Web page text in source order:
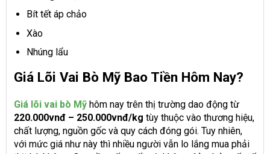
Bít tết áp chảo
Xào
Nhúng lẩu
Giá Lõi Vai Bò Mỹ Bao Tiền Hôm Nay?
Giá lõi vai bò Mỹ hôm nay trên thị trường dao động từ
220.000vnđ – 250.000vnđ/kg tùy thuộc vào thương hiệu,
chất lượng, nguồn gốc và quy cách đóng gói. Tuy nhiên,
với mức giá như này thì nhiều người vẫn lo lắng mua phải